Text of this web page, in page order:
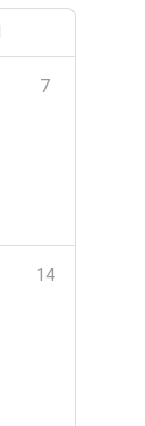
7
14